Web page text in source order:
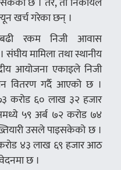
खर्च गरेका छन् ।
बढी रकम निजी आवास
संघीय मामिला तथा स्थानीय
आयोजना एकाइले निजी
वितरण गर्दै आएको छ ।
करोड ६० लाख ३२ हजार
५९ अर्ब ७२ करोड ७४
उसले पाइसकेको छ ।
४३ लाख ६९ हजार आठ
छ ।